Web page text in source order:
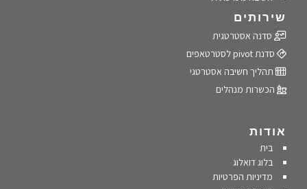
שירותים
סדנה אסטרטגית
סדנת pivot לסטרטאפים
תהליך חשיבה אסטרטגי
הכשרות מנהלים
אודות
בית
בלוג דואלוג
מדיניות הפרטיות